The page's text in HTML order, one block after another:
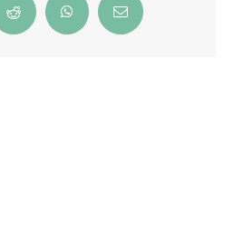
Reddit WhatsAppEmail